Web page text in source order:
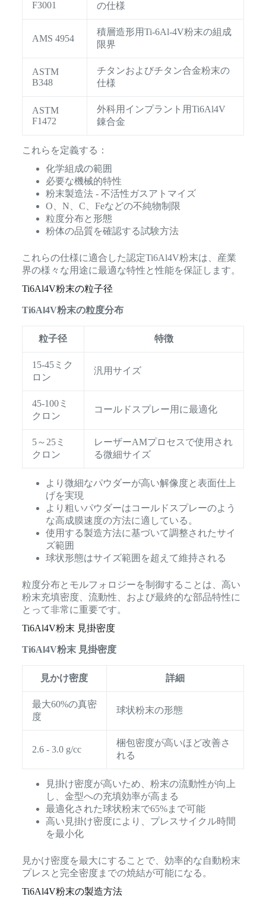
F3001 の仕様
AMS 4954
積層造形用Ti-6Al-4V粉末の組成
限界
ASTM
B348
チタンおよびチタン合金粉末の
仕様
ASTM
F1472
外科用インプラント用Ti6Al4V
錬合金
これらを定義する：
化学組成の範囲
必要な機械的特性
粉末製造法 - 不活性ガスアトマイズ
O、N、C、Feなどの不純物制限
粒度分布と形態
粉体の品質を確認する試験方法
これらの仕様に適合した認定Ti6Al4V粉末は、産業
界の様々な用途に最適な特性と性能を保証します。
Ti6Al4V粉末の粒子径
Ti6Al4V粉末の粒度分布
粒子径 特徴
15-45ミク
ロン
汎用サイズ
45-100ミ
クロン
コールドスプレー用に最適化
5～25ミ
クロン
レーザーAMプロセスで使用され
る微細サイズ
より微細なパウダーが高い解像度と表面仕上
げを実現
より粗いパウダーはコールドスプレーのよう
な高成膜速度の方法に適している。
使用する製造方法に基づいて調整されたサイ
ズ範囲
球状形態はサイズ範囲を超えて維持される
粒度分布とモルフォロジーを制御することは、高い
粉末充填密度、流動性、および最終的な部品特性に
とって非常に重要です。
Ti6Al4V粉末 見掛密度
Ti6Al4V粉末 見掛密度
見かけ密度 詳細
最大60%の真密
度
球状粉末の形態
2.6 - 3.0 g/cc
梱包密度が高いほど改善さ
れる
見掛け密度が高いため、粉末の流動性が向上
し、金型への充填効率が高まる
最適化された球状粉末で65%まで可能
高い見掛け密度により、プレスサイクル時間
を最小化
見かけ密度を最大にすることで、効率的な自動粉末
プレスと完全密度までの焼結が可能になる。
Ti6Al4V粉末の製造方法